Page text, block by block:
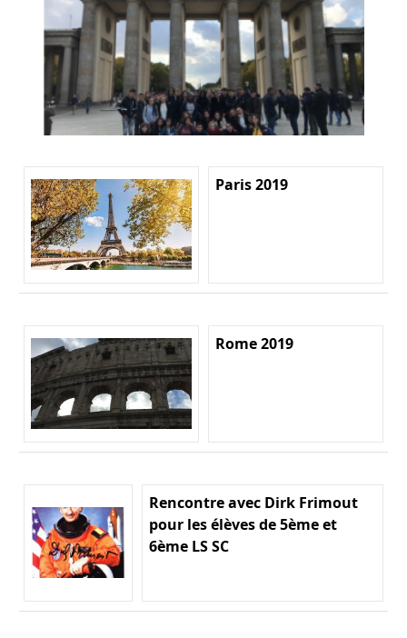
Paris 2019
Rome 2019
Rencontre avec Dirk Frimout
pour les élèves de 5ème et
6ème LS SC